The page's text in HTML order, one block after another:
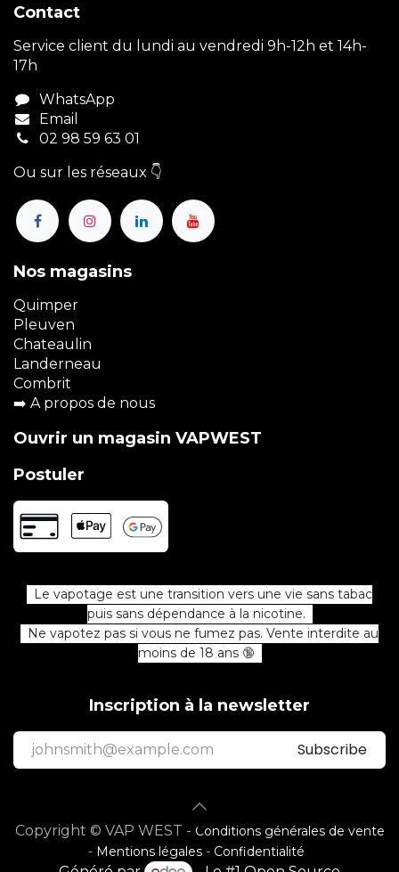
Contact
Service client du lundi au vendredi 9h-12h et 14h-
17h
WhatsApp
Email
02 98 59 63 01
Ou sur les réseaux 👇
Nos magasins
Quimper
Pleuven
Chateaulin
Landerneau
Combrit
➡️ A propos de nous
Ouvrir un magasin VAPWEST
Postuler
Le vapotage est une transition vers une vie sans tabac
puis sans dépendance à la nicotine.
Ne vapotez pas si vous ne fumez pas. Vente interdite au
moins de 18 ans 🔞
Inscription à la newsletter
Subscribe
Copyright © VAP WEST - Conditions générales de vente
- Mentions légales- Confidentialité